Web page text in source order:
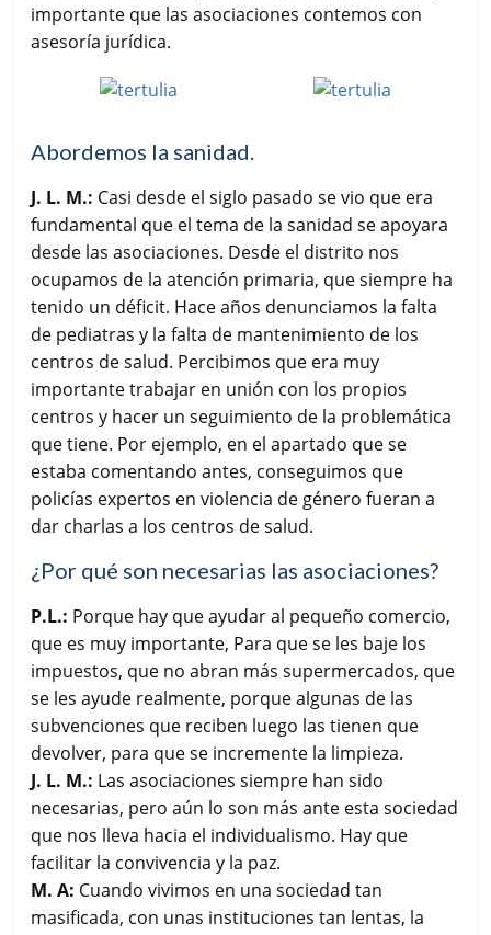
importante que las asociaciones contemos con
asesoría jurídica.
Abordemos la sanidad.
J. L. M.: Casi desde el siglo pasado se vio que era
fundamental que el tema de la sanidad se apoyara
desde las asociaciones. Desde el distrito nos
ocupamos de la atención primaria, que siempre ha
tenido un déficit. Hace años denunciamos la falta
de pediatras y la falta de mantenimiento de los
centros de salud. Percibimos que era muy
importante trabajar en unión con los propios
centros y hacer un seguimiento de la problemática
que tiene. Por ejemplo, en el apartado que se
estaba comentando antes, conseguimos que
policías expertos en violencia de género fueran a
dar charlas a los centros de salud.
¿Por qué son necesarias las asociaciones?
P.L.: Porque hay que ayudar al pequeño comercio,
que es muy importante, Para que se les baje los
impuestos, que no abran más supermercados, que
se les ayude realmente, porque algunas de las
subvenciones que reciben luego las tienen que
devolver, para que se incremente la limpieza.
J. L. M.: Las asociaciones siempre han sido
necesarias, pero aún lo son más ante esta sociedad
que nos lleva hacia el individualismo. Hay que
facilitar la convivencia y la paz.
M. A: Cuando vivimos en una sociedad tan
masificada, con unas instituciones tan lentas, la